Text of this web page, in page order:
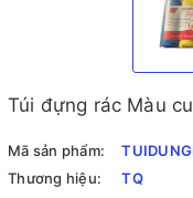
Túi đựng rác Màu
Mã sản phẩm:
Thương hiệu:
TQ